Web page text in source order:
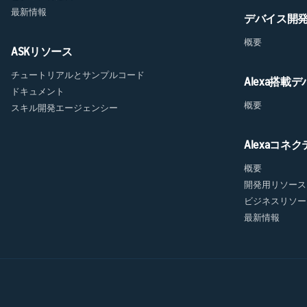
最新情報
ASKリソース
チュートリアルとサンプルコード
ドキュメント
スキル開発エージェンシー
デバイス開
概要
Alexa搭載デ
概要
Alexaコネク
概要
開発用リソース
ビジネスリソ
最新情報